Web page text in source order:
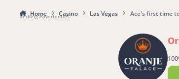
Home Casino Las Vegas Ace's first time
Verberg Advertenties